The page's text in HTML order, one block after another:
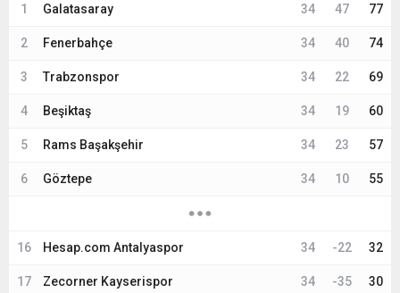
1 Galatasaray 34 47 77
2 Fenerbahçe 34 40 74
3 Trabzonspor 34 22 69
4 Beşiktaş 34 19 60
5 Rams Başakşehir 34 23 57
6 Göztepe 34 10 55
16 Hesap.com Antalyaspor 34 -22 32
17 Zecorner Kayserispor 34 -35 30